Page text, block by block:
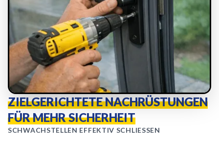
ZIELGERICHTETE NACHRÜSTUNGEN
FÜR MEHR SICHERHEIT
SCHWACHSTELLEN EFFEKTIV SCHLIESSEN